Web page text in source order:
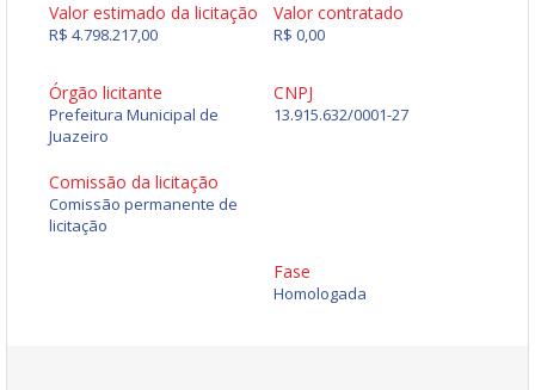
Valor estimado da licitação
R$ 4.798.217,00
Valor contratado
R$ 0,00
Órgão licitante
Prefeitura Municipal de
Juazeiro
CNPJ
13.915.632/0001-27
Comissão da licitação
Comissão permanente de
licitação
Fase
Homologada